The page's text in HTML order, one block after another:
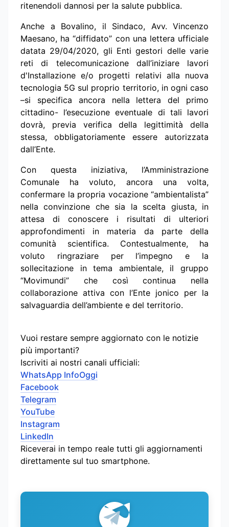
ritenendoli dannosi per la salute pubblica.
Anche a Bovalino, il Sindaco, Avv. Vincenzo
Maesano, ha “diffidato” con una lettera ufficiale
datata 29/04/2020, gli Enti gestori delle varie
reti di telecomunicazione dall’iniziare lavori
d'Installazione e/o progetti relativi alla nuova
tecnologia 5G sul proprio territorio, in ogni caso
–si specifica ancora nella lettera del primo
cittadino- l’esecuzione eventuale di tali lavori
dovrà, previa verifica della legittimità della
stessa, obbligatoriamente essere autorizzata
dall’Ente.
Con questa iniziativa, l’Amministrazione
Comunale ha voluto, ancora una volta,
confermare la propria vocazione “ambientalista”
nella convinzione che sia la scelta giusta, in
attesa di conoscere i risultati di ulteriori
approfondimenti in materia da parte della
comunità scientifica. Contestualmente, ha
voluto ringraziare per l’impegno e la
sollecitazione in tema ambientale, il gruppo
“Movimundi” che così continua nella
collaborazione attiva con l’Ente jonico per la
salvaguardia dell’ambiente e del territorio.
Vuoi restare sempre aggiornato con le notizie
più importanti?
Iscriviti ai nostri canali ufficiali:
WhatsApp InfoOggi
Facebook
Telegram
YouTube
Instagram
LinkedIn
Riceverai in tempo reale tutti gli aggiornamenti
direttamente sul tuo smartphone.